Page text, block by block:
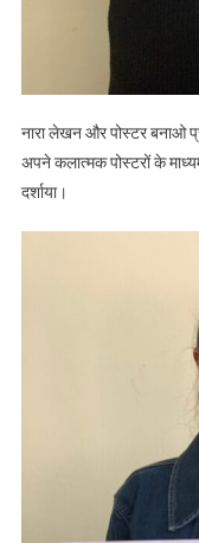
नारा लेखन और पोस्टर बनाओ
अपने कलात्मक पोस्टरों के
दर्शाया।